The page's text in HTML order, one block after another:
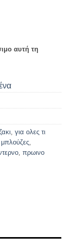
αυτή τη
, για ολες τι
μπλούζες,
, πρωινο